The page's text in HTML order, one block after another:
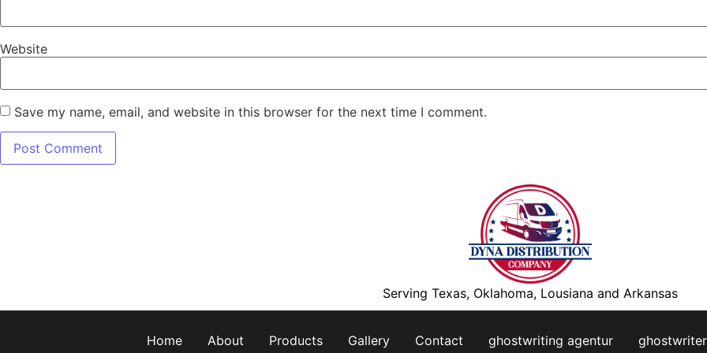
Website
Save my name, email, and website in this browser for the next time I comment.
Serving Texas, Oklahoma, Lousiana and Arkansas
Home About Products Gallery Contact ghostwriting agentur ghostwriter